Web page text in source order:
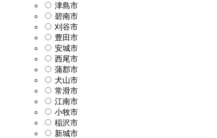
津島市
碧南市
刈谷市
豊田市
安城市
西尾市
蒲郡市
犬山市
常滑市
江南市
小牧市
稲沢市
新城市